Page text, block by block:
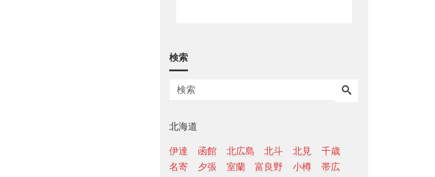
検索
北海道
伊達 函館 北広島 北斗 北見
千歳
名寄
夕張 室蘭 富良野 小樽
帯広